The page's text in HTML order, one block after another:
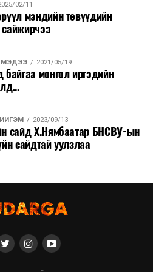
02/11
мэндийн төвүүдийн
МЭДЭЭ 2021/05/19
байгаа монгол иргэдийн
2023/09/13
сайд Х.Нямбаатар БНСВУ-ын
сайдтай уулзлаа